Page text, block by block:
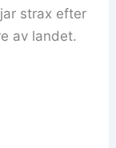
strax efter
av landet.